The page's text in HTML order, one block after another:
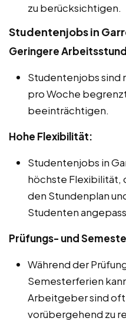
zu berücksichtigen.
Studentenjobs in
Geringere
Studentenjobs sind
pro Woche
beeinträchtigen.
Hohe Flexibilität:
Studentenjobs in
höchste Flexibilität,
den Stundenplan
Studenten
Prüfungs- und
Während der
Semesterferien
Arbeitgeber sind
vorübergehend zu